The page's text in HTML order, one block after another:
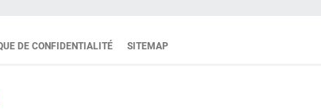
DE CONFIDENTIALITÉ SITEMAP